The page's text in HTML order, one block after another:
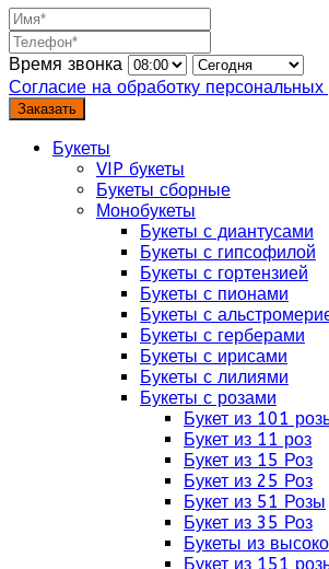
Время звонка
Согласие на обработку
Заказать
Букеты
VIP букеты
Букеты сборные
Монобукеты
Букеты с диантусами
Букеты с гипсофилой
Букеты с гортензией
Букеты с пионами
Букеты с
Букеты с герберами
Букеты с ирисами
Букеты с лилиями
Букеты с розами
Букет из 101
Букет из 11 роз
Букет из 15 Роз
Букет из 25 Роз
Букет из 51 Розы
Букет из 35 Роз
Букеты из
Букет из 151